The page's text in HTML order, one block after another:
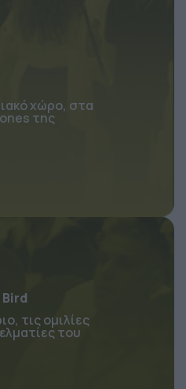
χώρο, στα
της
τις ομιλίες
του